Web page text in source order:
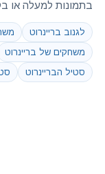
בתמונות למעלה או
לגנוב בריינרוט
משחקים של בריינרוט
סטיל הבריינרוט